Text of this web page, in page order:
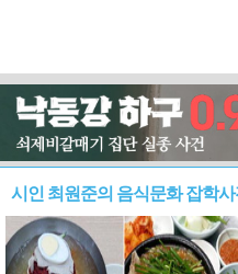
시인 최원준의 음식문화 잡학사